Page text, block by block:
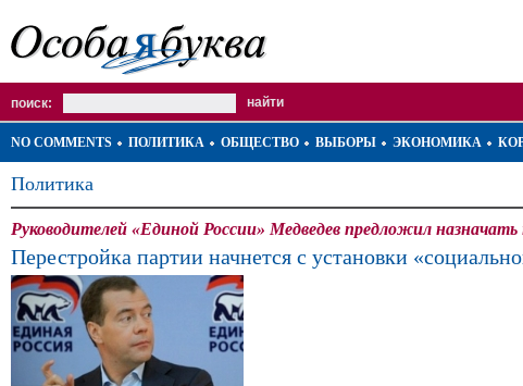
поиск:
NO COMMENTS ПОЛИТИКА ОБЩЕСТВО ВЫБОРЫ ЭКОНОМИКА
Политика
Руководителей «Единой России» Медведев предложил назначать
Перестройка партии начнется с установки